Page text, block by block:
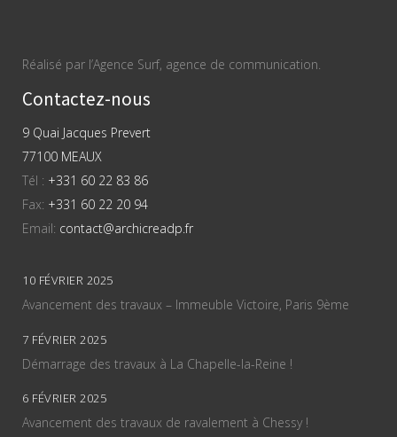
Réalisé par l’Agence Surf, agence de communication.
Contactez-nous
9 Quai Jacques Prevert
77100 MEAUX
Tél : +331 60 22 83 86
Fax: +331 60 22 20 94
Email: contact@archicreadp.fr
10 FÉVRIER 2025
Avancement des travaux – Immeuble Victoire, Paris 9ème
7 FÉVRIER 2025
Démarrage des travaux à La Chapelle-la-Reine !
6 FÉVRIER 2025
Avancement des travaux de ravalement à Chessy !